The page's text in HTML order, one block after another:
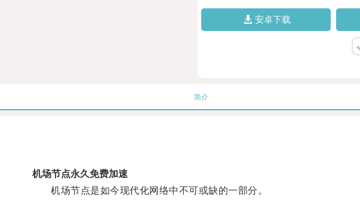
安卓下载
简介
机场节点永久免费加速
机场节点是如今现代化网络中不可或缺的一部分。